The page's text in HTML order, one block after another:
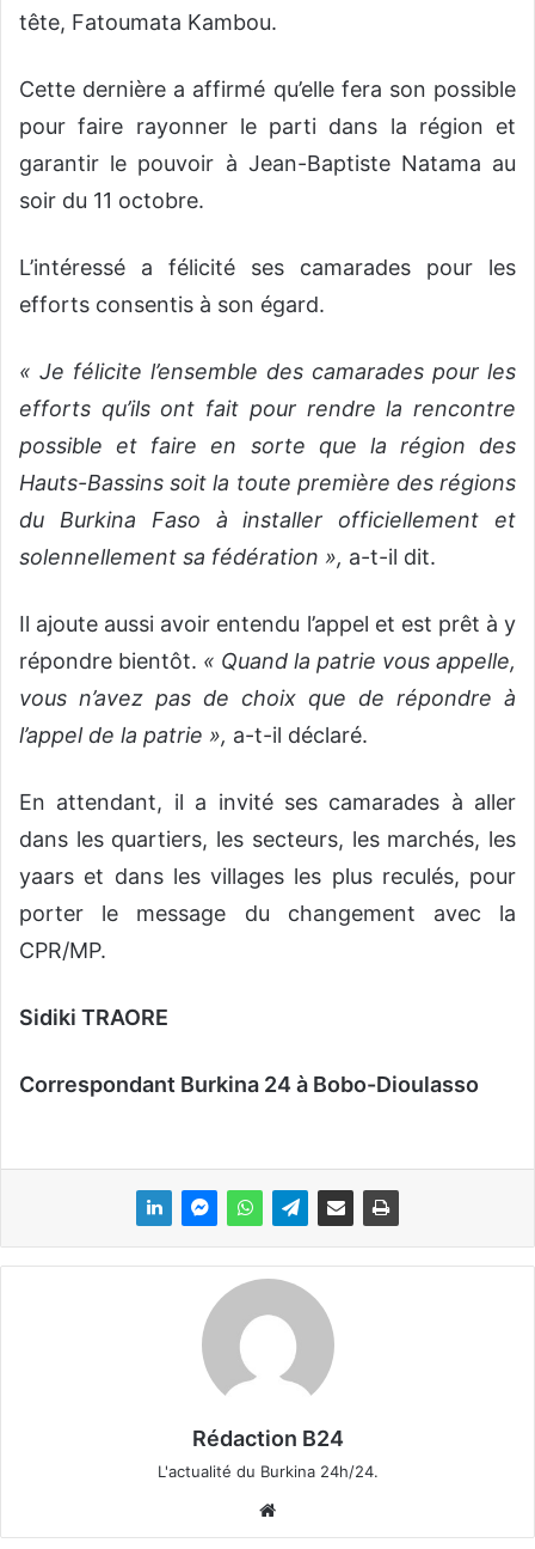
tête, Fatoumata Kambou.
Cette dernière a affirmé qu’elle fera son possible
pour faire rayonner le parti dans la région et
garantir le pouvoir à Jean-Baptiste Natama au
soir du 11 octobre.
L’intéressé a félicité ses camarades pour les
efforts consentis à son égard.
« Je félicite l’ensemble des camarades pour les
efforts qu’ils ont fait pour rendre la rencontre
possible et faire en sorte que la région des
Hauts-Bassins soit la toute première des régions
du Burkina Faso à installer officiellement et
solennellement sa fédération », a-t-il dit.
Il ajoute aussi avoir entendu l’appel et est prêt à y
répondre bientôt. « Quand la patrie vous appelle,
vous n’avez pas de choix que de répondre à
l’appel de la patrie », a-t-il déclaré.
En attendant, il a invité ses camarades à aller
dans les quartiers, les secteurs, les marchés, les
yaars et dans les villages les plus reculés, pour
porter le message du changement avec la
CPR/MP.
Sidiki TRAORE
Correspondant Burkina 24 à Bobo-Dioulasso
Rédaction B24
L'actualité du Burkina 24h/24.
bsi